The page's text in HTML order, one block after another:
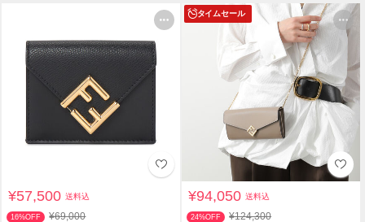
¥57,500送料込
16%OFF ¥69,000
タイムセール
¥94,050送料込
24%OFF ¥124,300